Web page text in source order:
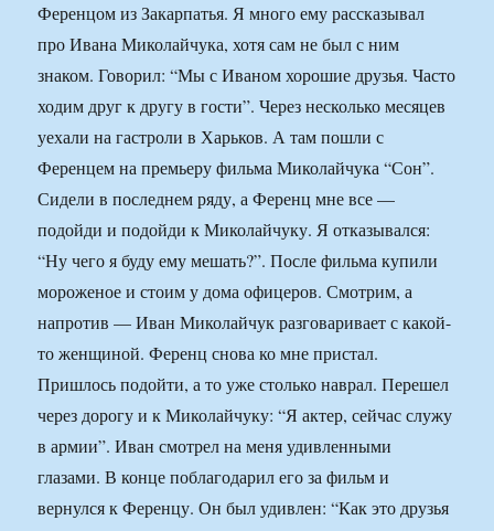
Ференцом из Закарпатья. Я много ему рассказывал
про Ивана Миколайчука, хотя сам не был с ним
знаком. Говорил: “Мы с Иваном хорошие друзья. Часто
ходим друг к другу в гости”. Через несколько месяцев
уехали на гастроли в Харьков. А там пошли с
Ференцем на премьеру фильма Миколайчука “Сон”.
Сидели в последнем ряду, а Ференц мне все —
подойди и подойди к Миколайчуку. Я отказывался:
“Ну чего я буду ему мешать?”. После фильма купили
мороженое и стоим у дома офицеров. Смотрим, а
напротив — Иван Миколайчук разговаривает с какой-
то женщиной. Ференц снова ко мне пристал.
Пришлось подойти, а то уже столько наврал. Перешел
через дорогу и к Миколайчуку: “Я актер, сейчас служу
в армии”. Иван смотрел на меня удивленными
глазами. В конце поблагодарил его за фильм и
вернулся к Ференцу. Он был удивлен: “Как это друзья